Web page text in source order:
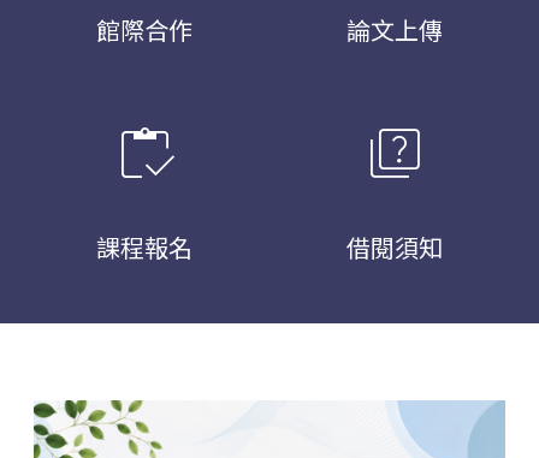
館際合作 論文上傳
inventory
課程報名
quiz
借閱須知